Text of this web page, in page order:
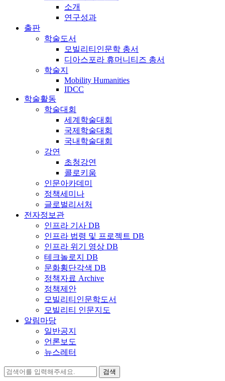
소개
연구성과
출판
학술도서
모빌리티인문학 총서
디아스포라 휴머니티즈 총서
학술지
Mobility Humanities
IDCC
학술활동
학술대회
세계학술대회
국제학술대회
국내학술대회
강연
초청강연
콜로키움
인문아카데미
정책세미나
글로벌리서처
전자정보관
인프라 기사 DB
인프라 법령 및 프로젝트 DB
인프라 위기 영상 DB
테크놀로지 DB
문화횡단각색 DB
정책자료 Archive
정책제안
모빌리티인문학도서
모빌리티 인문지도
알림마당
일반공지
언론보도
뉴스레터
검